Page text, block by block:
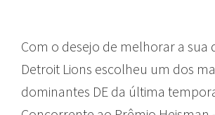
Com o desejo de melhorar a sua
Detroit Lions escolheu um dos
dominantes DE da última